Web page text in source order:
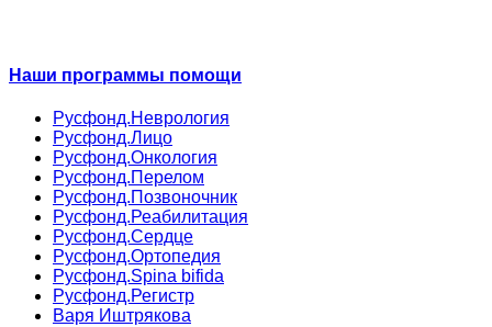
Наши программы помощи
Русфонд.Неврология
Русфонд.Лицо
Русфонд.Онкология
Русфонд.Перелом
Русфонд.Позвоночник
Русфонд.Реабилитация
Русфонд.Сердце
Русфонд.Ортопедия
Русфонд.Spina bifida
Русфонд.Регистр
Варя Иштрякова